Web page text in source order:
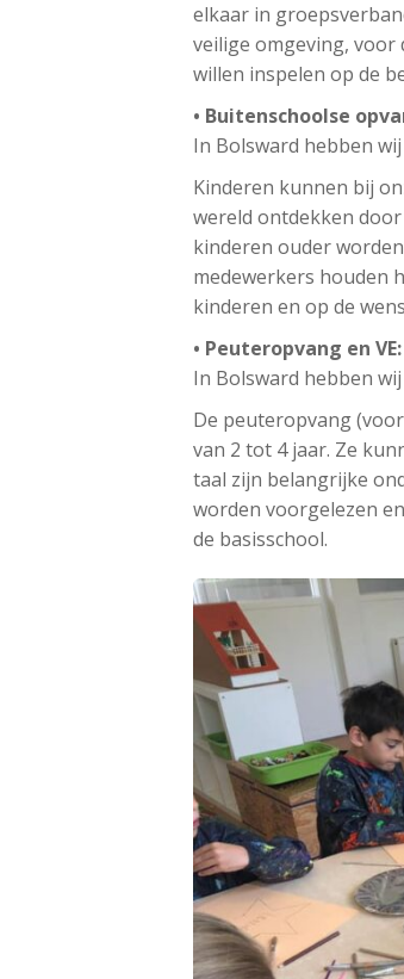
elkaar in
veilige omgeving, voor
willen inspelen op de
• Buitenschoolse
In Bolsward hebben
Kinderen kunnen bij
wereld ontdekken
kinderen ouder
medewerkers houden
kinderen en op de
• Peuteropvang en
In Bolsward hebben
De peuteropvang
van 2 tot 4 jaar. Ze
taal zijn belangrijke
worden voorgelezen
de basisschool.